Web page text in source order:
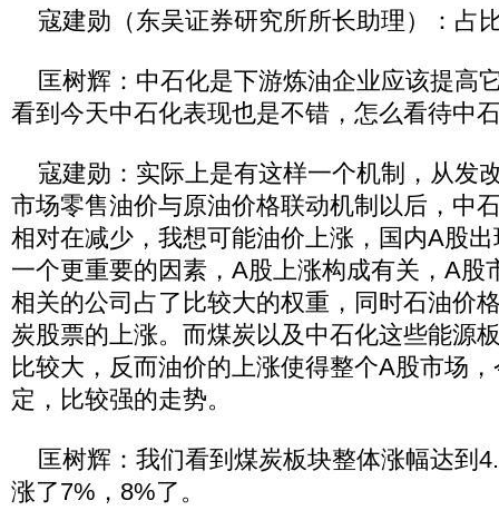
寇建勋（东吴证券研究所所长助理）：占
匡树辉：中石化是下游炼油企业应该提高
看到今天中石化表现也是不错，怎么看待中
寇建勋：实际上是有这样一个机制，从发
市场零售油价与原油价格联动机制以后，中
相对在减少，我想可能油价上涨，国内A股
一个更重要的因素，A股上涨构成有关，A股
相关的公司占了比较大的权重，同时石油价
炭股票的上涨。而煤炭以及中石化这些能源
比较大，反而油价的上涨使得整个A股市场
定，比较强的走势。
匡树辉：我们看到煤炭板块整体涨幅达到
涨了7%，8%了。